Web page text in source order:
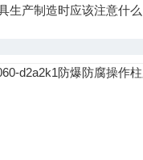
生产制造时应该注意什么